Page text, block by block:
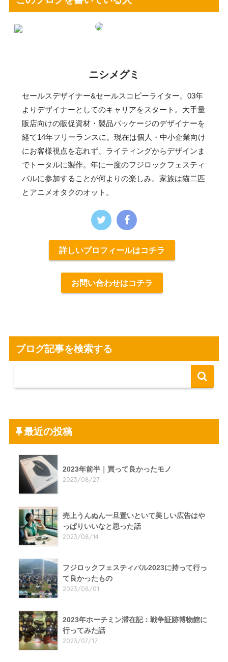
ニシメグミ
セールスデザイナー&セールスコピーライター。03年
よりデザイナーとしてのキャリアをスタート。大手量
販店向けの販促資材・製品パッケージのデザイナーを
経て14年フリーランスに。現在は個人・中小企業向け
にお客様視点を忘れず、ライティングからデザインま
でトータルに製作。年に一度のフジロックフェスティ
バルに参加することが何よりの楽しみ。家族は猫二匹
とアニメオタクのオット。
詳しいプロフィールはコチラ
お問い合わせはコチラ
ブログ記事を検索する
最近の投稿
2023年前半｜買って良かったモノ
2023/08/27
売上うんぬん一旦置いといて美しい広告はや
っぱりいいなと思った話
2023/08/14
フジロックフェスティバル2023に持って行っ
て良かったもの
2023/08/01
2023年ホーチミン滞在記：戦争証跡博物館に
行ってみた話
2023/07/17